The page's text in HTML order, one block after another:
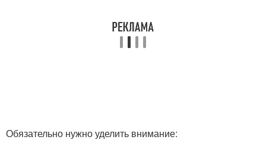
Обязательно нужно уделить внимание: